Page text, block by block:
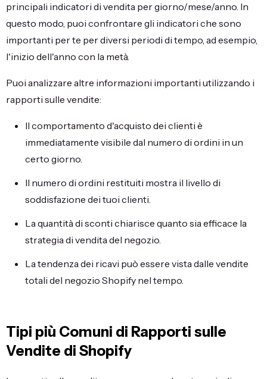
principali indicatori di vendita per giorno/mese/anno. In
questo modo, puoi confrontare gli indicatori che sono
importanti per te per diversi periodi di tempo, ad esempio,
l'inizio dell'anno con la metà.
Puoi analizzare altre informazioni importanti utilizzando i
rapporti sulle vendite:
Il comportamento d'acquisto dei clienti è
immediatamente visibile dal numero di ordini in un
certo giorno.
Il numero di ordini restituiti mostra il livello di
soddisfazione dei tuoi clienti.
La quantità di sconti chiarisce quanto sia efficace la
strategia di vendita del negozio.
La tendenza dei ricavi può essere vista dalle vendite
totali del negozio Shopify nel tempo.
Tipi più Comuni di Rapporti sulle
Vendite di Shopify